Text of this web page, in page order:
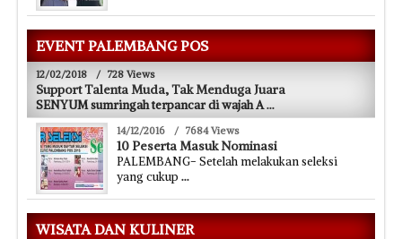
EVENT PALEMBANG POS
12/02/2018 / 728 Views
Support Talenta Muda, Tak Menduga Juara
SENYUM sumringah terpancar di wajah A...
14/12/2016 / 7684 Views
10 Peserta Masuk Nominasi
PALEMBANG- Setelah melakukan seleksi
yang cukup ...
WISATA DAN KULINER